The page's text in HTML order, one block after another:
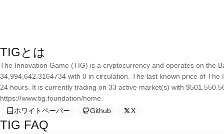
TIGとは
The Innovation Game (TIG) is a cryptocurrency and operates on the
34,994,642.3164734 with 0 in circulation. The last known price of
24 hours. It is currently trading on 33 active market(s) with
https://www.tig.foundation/home.
ホワイトペーパー
Github X
TIG FAQ